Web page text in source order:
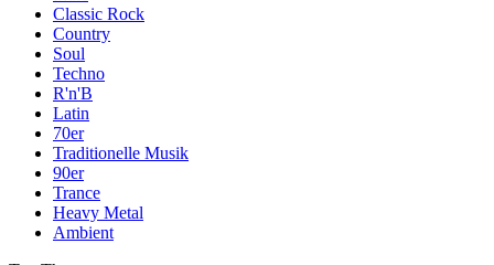
Classic Rock
Country
Soul
Techno
R'n'B
Latin
70er
Traditionelle Musik
90er
Trance
Heavy Metal
Ambient